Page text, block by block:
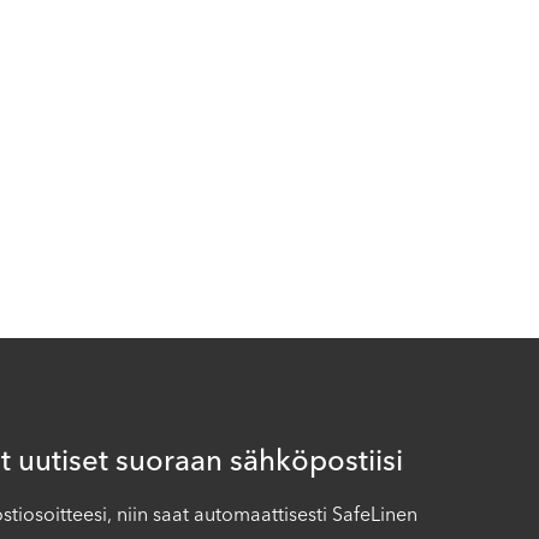
uutiset suoraan sähköpostiisi
niin saat automaattisesti SafeLinen